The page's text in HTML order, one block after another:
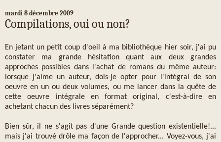
mardi 8 décembre 2009
Compilations, oui ou non?
En jetant un petit coup d'oeil à ma bibliothèque hier soir, j'ai pu
constater ma grande hésitation quant aux deux grandes
approches possibles dans l'achat de romans du même auteur:
lorsque j'aime un auteur, dois-je opter pour l'intégral de son
oeuvre en un ou deux volumes, ou me lancer dans la quête de
cette oeuvre intégrale en format original, c'est-à-dire en
achetant chacun des livres séparément?
Bien sûr, il ne s'agit pas d'une Grande question existentielle!...
mais j'ai trouvé drôle ma façon de l'approcher... Voyez-vous, j'ai